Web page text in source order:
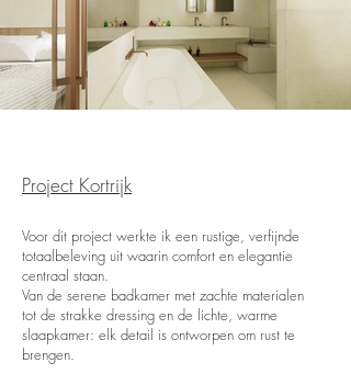
Project Kortrijk
Voor dit project werkte ik een rustige, verfijnde
totaalbeleving uit waarin comfort en elegantie
centraal staan.
Van de serene badkamer met zachte materialen
tot de strakke dressing en de lichte, warme
slaapkamer: elk detail is ontworpen om rust te
brengen.